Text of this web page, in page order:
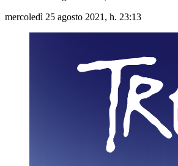
mercoledì 25 agosto 2021, h. 23:13